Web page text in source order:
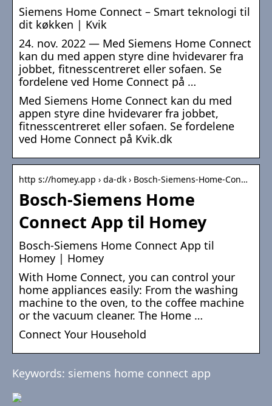
Siemens Home Connect – Smart teknologi til
dit køkken | Kvik
24. nov. 2022 — Med Siemens Home Connect
kan du med appen styre dine hvidevarer fra
jobbet, fitnesscentreret eller sofaen. Se
fordelene ved Home Connect på …
Med Siemens Home Connect kan du med
appen styre dine hvidevarer fra jobbet,
fitnesscentreret eller sofaen. Se fordelene
ved Home Connect på Kvik.dk
http s://homey.app › da-dk › Bosch-Siemens-Home-Con…
Bosch-Siemens Home
Connect App til Homey
Bosch-Siemens Home Connect App til
Homey | Homey
With Home Connect, you can control your
home appliances easily: From the washing
machine to the oven, to the coffee machine
or the vacuum cleaner. The Home …
Connect Your Household
Keywords: siemens home connect app